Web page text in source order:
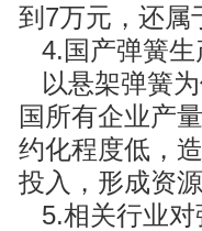
到7万元，还属
4.国产弹簧生
以悬架弹簧为
国所有企业产
约化程度低，
投入，形成资
5.相关行业对